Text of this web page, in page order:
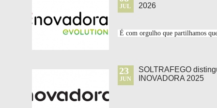
JUL
2026
É com orgulho que partilhamos
23
JUN
SOLTRAFEGO
INOVADORA 2025